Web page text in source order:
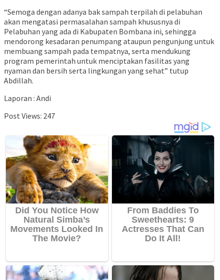
“Semoga dengan adanya bak sampah terpilah di pelabuhan
akan mengatasi permasalahan sampah khususnya di
Pelabuhan yang ada di Kabupaten Bombana ini, sehingga
mendorong kesadaran penumpang ataupun pengunjung untuk
membuang sampah pada tempatnya, serta mendukung
program pemerintah untuk menciptakan fasilitas yang
nyaman dan bersih serta lingkungan yang sehat” tutup
Abdillah.
Laporan : Andi
Post Views: 247